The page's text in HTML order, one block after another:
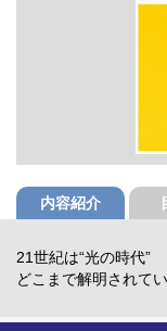
内容紹介
21世紀は“光の時代”
どこまで解明されてい